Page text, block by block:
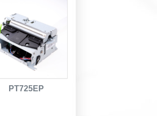
PT725EP